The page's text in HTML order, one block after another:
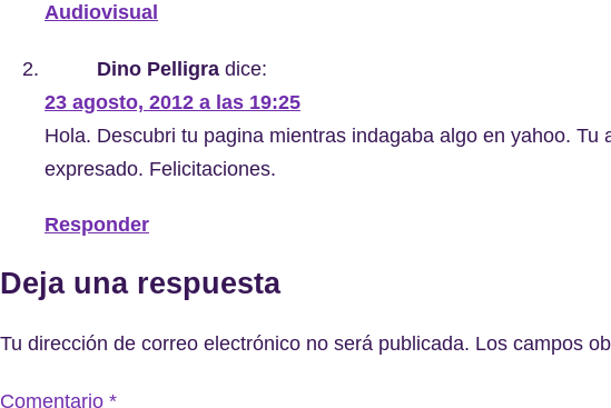
Audiovisual
Dino Pelligra dice:
23 agosto, 2012 a las 19:25
Hola. Descubri tu pagina mientras indagaba algo en yahoo. Tu
expresado. Felicitaciones.
Responder
Deja una respuesta
Tu dirección de correo electrónico no será publicada. Los campos
Comentario *